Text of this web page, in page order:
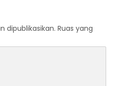
Kejati Jatim
dipublikasikan. Ruas yang